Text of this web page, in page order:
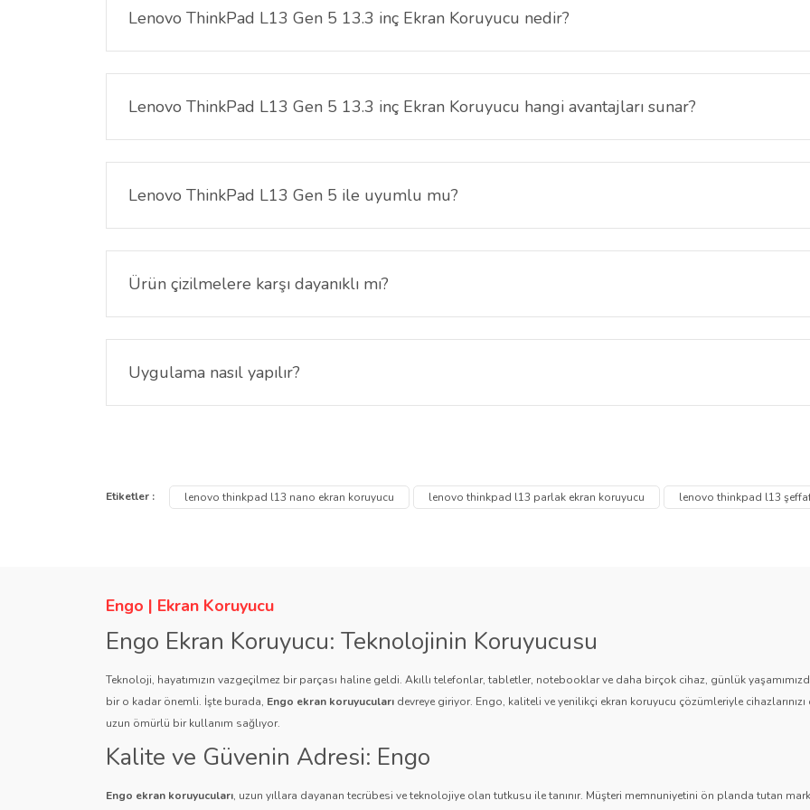
Lenovo ThinkPad L13 Gen 5 13.3 inç Ekran Koruyucu nedir?
Lenovo ThinkPad L13 Gen 5 13.3 inç Ekran Koruyucu, ekranınızın parlaklığını ve renk canlılığını koruyarak çizik, toz ve
Lenovo ThinkPad L13 Gen 5 13.3 inç Ekran Koruyucu hangi avantajları sunar?
Ekran netliğini ve renk doygunluğunu artırırken, çizik ve lekelere karşı dayanıklılık sağlar. Ayrıca ekranınızın parlak
Lenovo ThinkPad L13 Gen 5 ile uyumlu mu?
Evet, 13.3 inç 16:10 formatındaki Lenovo ThinkPad L13 Gen 5 notebook modeli için özel olarak tasarlanmıştır.
Ürün çizilmelere karşı dayanıklı mı?
Evet, Nano teknolojisi sayesinde günlük kullanımda oluşabilecek çiziklere karşı yüksek dayanıklılık sağlar.
Uygulama nasıl yapılır?
Lenovo ThinkPad L13 Gen 5 13.3 inç Ekran Koruyucu temiz ve tozsuz bir ortamda, ekran üzerine dikkatlice yerleştirilir ve
Bu ürüne ilk yorumu siz yapın!
Görüş ve önerileriniz için teşekkür ederiz.
Ürün bilgilerinde hatalar bulunuyor.
Ürün fiyatı diğer sitelerden daha pahalı.
Ürün hakkında henüz soru sorulmamış.
Etiketler : lenovo thinkpad l13 nano ekran koruyucu lenovo thinkpad l13 parlak ekran koruyucu lenovo thinkpad l13
Engo | Ekran Koruyucu
Engo Ekran Koruyucu: Teknolojinin Koruyucusu
Teknoloji, hayatımızın vazgeçilmez bir parçası haline geldi. Akıllı telefonlar, tabletler, notebooklar ve daha birçok cihaz, günlük
bir o kadar önemli. İşte burada, Engo ekran koruyucuları devreye giriyor. Engo, kaliteli ve yenilikçi ekran koruyucu çözümleriyle
uzun ömürlü bir kullanım sağlıyor.
Kalite ve Güvenin Adresi: Engo
Engo ekran koruyucuları, uzun yıllara dayanan tecrübesi ve teknolojiye olan tutkusu ile tanınır. Müşteri memnuniyetini ön planda tutan